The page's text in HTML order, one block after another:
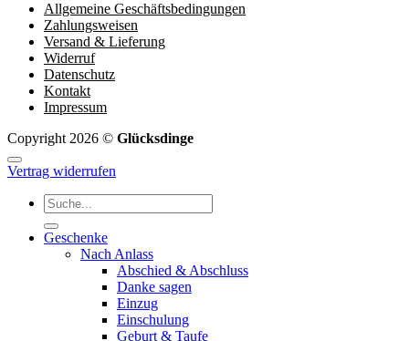
Allgemeine Geschäftsbedingungen
Zahlungsweisen
Versand & Lieferung
Widerruf
Datenschutz
Kontakt
Impressum
Copyright 2026 © Glücksdinge
Vertrag widerrufen
Suchen
nach:
Geschenke
Nach Anlass
Abschied & Abschluss
Danke sagen
Einzug
Einschulung
Geburt & Taufe